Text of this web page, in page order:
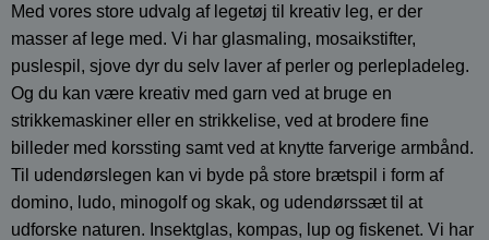
Med vores store udvalg af legetøj til kreativ leg, er der
masser af lege med. Vi har glasmaling, mosaikstifter,
puslespil, sjove dyr du selv laver af perler og perlepladeleg.
Og du kan være kreativ med garn ved at bruge en
strikkemaskiner eller en strikkelise, ved at brodere fine
billeder med korssting samt ved at knytte farverige armbånd.
Til udendørslegen kan vi byde på store brætspil i form af
domino, ludo, minogolf og skak, og udendørssæt til at
udforske naturen. Insektglas, kompas, lup og fiskenet. Vi har